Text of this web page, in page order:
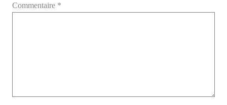
Commentaire *